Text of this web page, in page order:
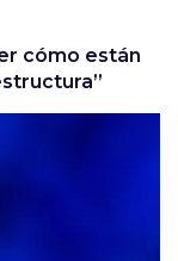
cómo están